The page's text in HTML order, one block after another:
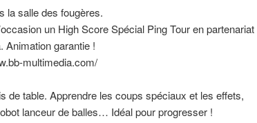
la salle des fougères.
un High Score Spécial Ping Tour en partenariat
Animation garantie !
multimedia.com/
de table. Apprendre les coups spéciaux et les effets,
lanceur de balles… Idéal pour progresser !